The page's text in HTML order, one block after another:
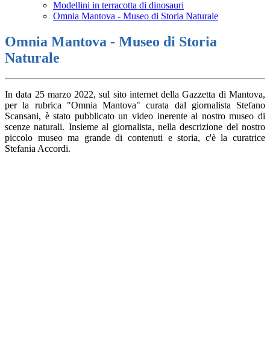
Modellini in terracotta di dinosauri
Omnia Mantova - Museo di Storia Naturale
Omnia Mantova - Museo di Storia
Naturale
In data 25 marzo 2022, sul sito internet della Gazzetta di Mantova,
per la rubrica "Omnia Mantova" curata dal giornalista Stefano
Scansani, è stato pubblicato un video inerente al nostro museo di
scenze naturali. Insieme al giornalista, nella descrizione del nostro
piccolo museo ma grande di contenuti e storia, c'è la curatrice
Stefania Accordi.